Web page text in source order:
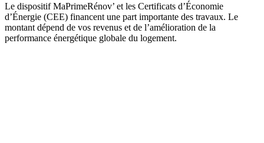
Le dispositif MaPrimeRénov’ et les Certificats d’Économie
d’Énergie (CEE) financent une part importante des travaux. Le
montant dépend de vos revenus et de l’amélioration de la
performance énergétique globale du logement.